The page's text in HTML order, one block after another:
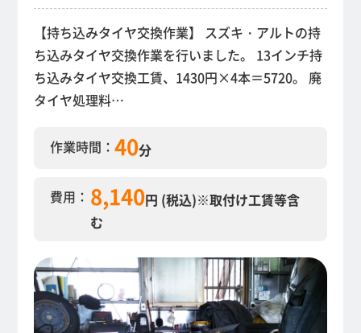
【持ち込みタイヤ交換作業】 スズキ・アルトの持
ち込みタイヤ交換作業を行いました。 13インチ持
ち込みタイヤ交換工賃、1430円×4本＝5720。 廃
タイヤ処理料…
作業時間：40分
費用： 8,140円 (税込)※取付け工賃等含
む